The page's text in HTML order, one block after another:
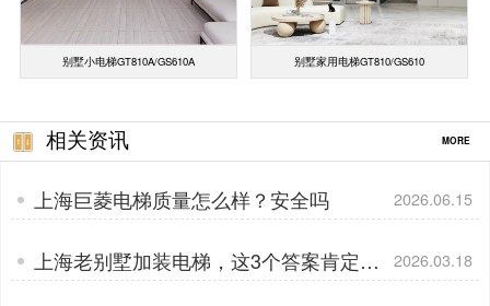
别墅小电梯GT810A/GS610A 别墅家用电梯GT810/GS610
相关资讯 MORE
上海巨菱电梯质量怎么样？安全吗 2026.06.15
上海老别墅加装电梯，这3个答案肯定您
的决定
2026.03.18